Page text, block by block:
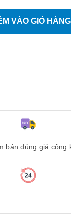
VÀO GIỎ HÀNG
bán đúng giá công